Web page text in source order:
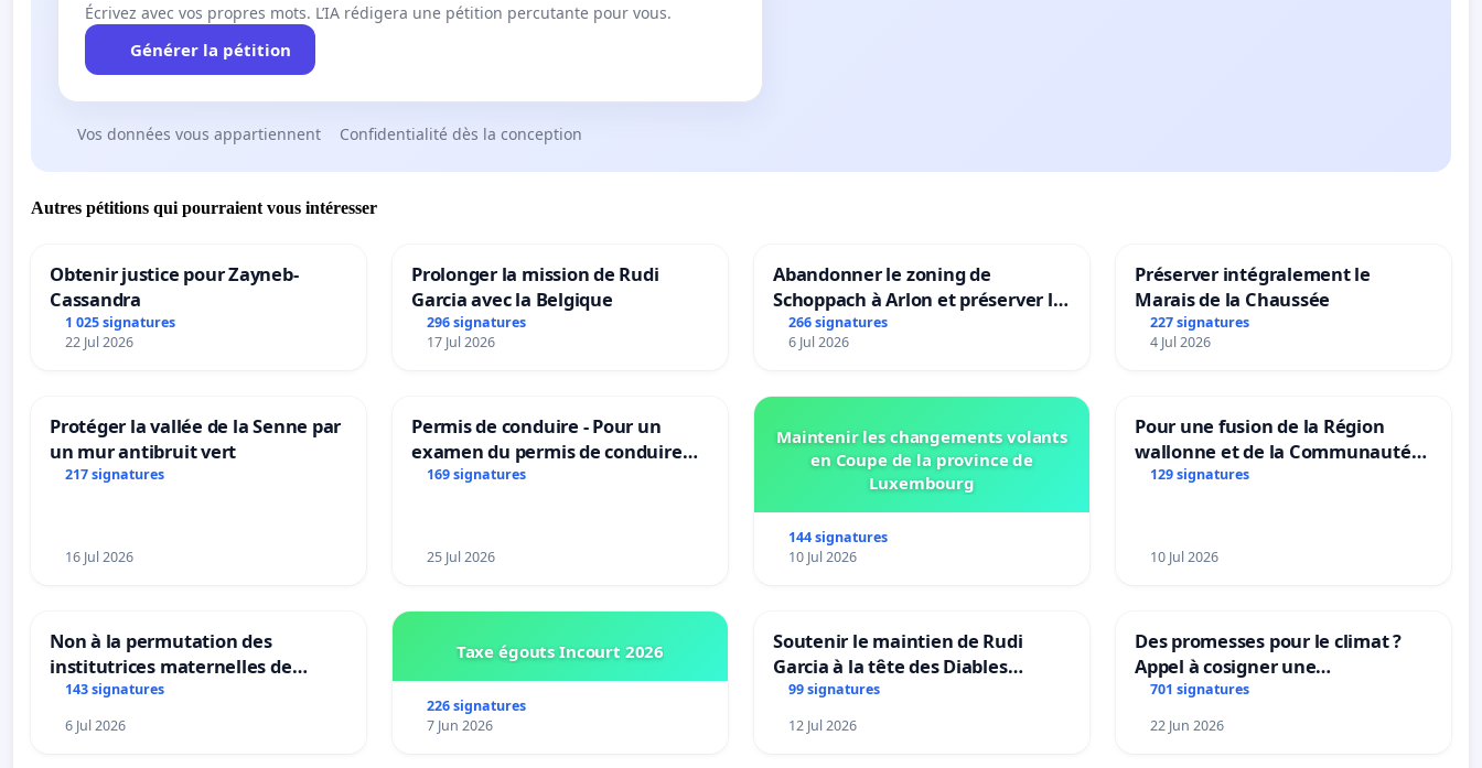
Écrivez avec vos propres mots. L’IA rédigera une pétition percutante pour vous.
Générer la pétition
Vos données vous appartiennent Confidentialité dès la conception
Autres pétitions qui pourraient vous intéresser
Obtenir justice pour Zayneb-
Cassandra
1 025 signatures
22 Jul 2026
Prolonger la mission de Rudi
Garcia avec la Belgique
296 signatures
17 Jul 2026
Abandonner le zoning de
Schoppach à Arlon et préserver le
site naturel
266 signatures
6 Jul 2026
Préserver intégralement le
Marais de la Chaussée
227 signatures
4 Jul 2026
Protéger la vallée de la Senne par
un mur antibruit vert
217 signatures
16 Jul 2026
Permis de conduire - Pour un
examen du permis de conduire
accessible dans plusieurs langues
169 signatures
25 Jul 2026
Maintenir les changements volants
en Coupe de la province de
Luxembourg
144 signatures
10 Jul 2026
Pour une fusion de la Région
wallonne et de la Communauté
française (Fédération Wallonie-
129 signatures
10 Jul 2026
Non à la permutation des
institutrices maternelles de
Bléharies et Laplaigne !
Préservons la stabilité de nos
enfants.
143 signatures
6 Jul 2026
Taxe égouts Incourt 2026
226 signatures
7 Jun 2026
Soutenir le maintien de Rudi
Garcia à la tête des Diables
Rouges |Teken voor het behoud
van Rudi Garcia als bondscoach
99 signatures
12 Jul 2026
Des promesses pour le climat ?
Appel à cosigner une
interpellation des ministres
wallons du climat et de
l’environnement.
701 signatures
22 Jun 2026